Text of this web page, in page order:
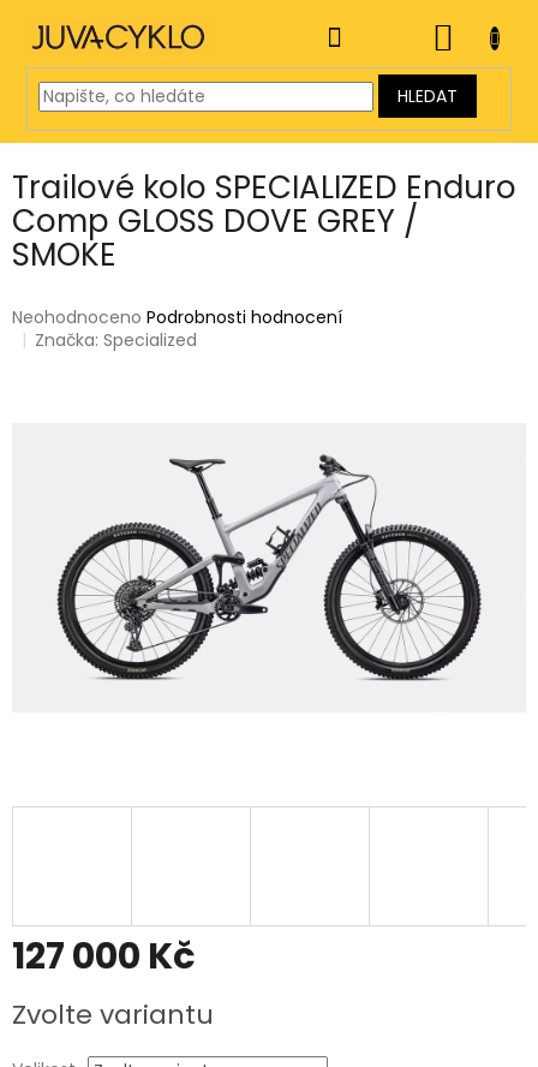
obsah
HLEDAT
KOŠÍK
Trailové kolo SPECIALIZED Enduro
Comp GLOSS DOVE GREY /
SMOKE
Průměrné
hodnocení
Neohodnoceno Podrobnosti hodnocení
Značka:Specialized
127 000 Kč
cena:
Zvolte variantu